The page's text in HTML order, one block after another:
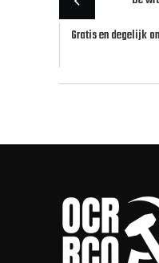
Gratis en degelijk